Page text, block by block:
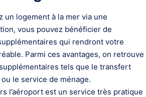
un logement à la mer via une
vous pouvez bénéficier de
qui rendront votre
Parmi ces avantages, on retrouve
tels que le transfert
le service de ménage.
l’aéroport est un service très pratique